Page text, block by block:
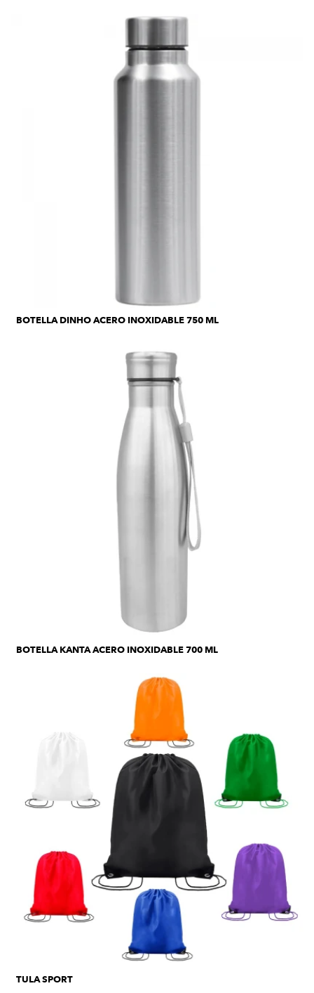
BOTELLA DINHO ACERO INOXIDABLE 750 ML
BOTELLA KANTA ACERO INOXIDABLE 700 ML
TULA SPORT